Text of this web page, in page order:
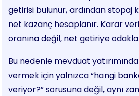
getirisi bulunur, ardından stopaj
net kazanç hesaplanır. Karar
oranına değil, net getiriye
Bu nedenle mevduat
vermek için yalnızca “hangi
veriyor?” sorusuna değil, aynı